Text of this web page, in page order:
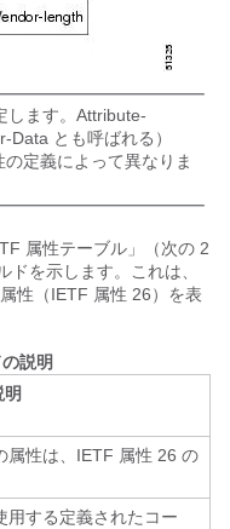
します。Attribute-
Data とも呼ばれる）
定義によって異なりま
属性テーブル」（次の 2
を示します。これは、
性（IETF 属性 26）を表
説明
明
属性は、IETF 属性 26 の
用する定義されたコー